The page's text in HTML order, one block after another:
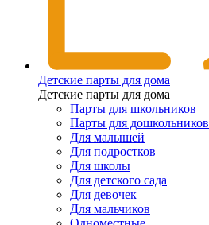
Детские парты для дома
Детские парты для дома
Парты для школьников
Парты для дошкольников
Для малышей
Для подростков
Для школы
Для детского сада
Для девочек
Для мальчиков